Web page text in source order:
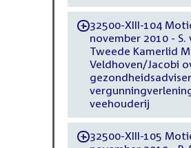
-32500-XIII-104
november 2010 - S.
Tweede Kamerlid
Veldhoven/Jacobi
veehouderij
-32500-XIII-105